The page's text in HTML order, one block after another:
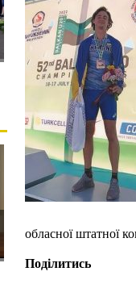
обласної штатної
Поділитись